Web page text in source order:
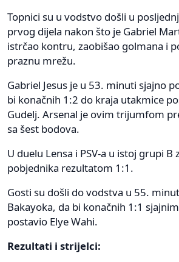
Topnici su u vodstvo došli u
prvog dijela nakon što je Gabriel
istrčao kontru, zaobišao golmana i
praznu mrežu.
Gabriel Jesus je u 53. minuti sjajno
bi konačnih 1:2 do kraja utakmice
Gudelj. Arsenal je ovim trijumfom
sa šest bodova.
U duelu Lensa i PSV-a u istoj grupi B
pobjednika rezultatom 1:1.
Gosti su došli do vodstva u 55.
Bakayoka, da bi konačnih 1:1
postavio Elye Wahi.
Rezultati i strijelci: